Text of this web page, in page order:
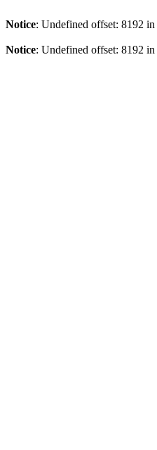
Notice: Undefined offset: 8192 in
Notice: Undefined offset: 8192 in